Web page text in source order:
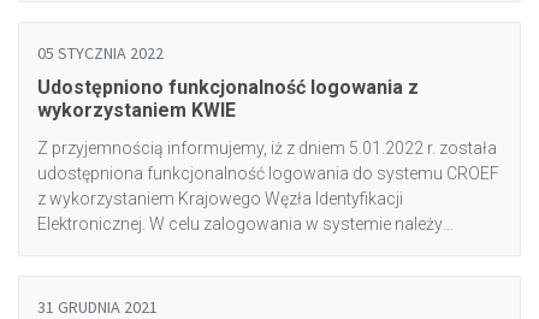
znajdują się w zakładce "Instrukcje".
05 STYCZNIA 2022
Udostępniono funkcjonalność logowania z
wykorzystaniem KWIE
Z przyjemnością informujemy, iż z dniem 5.01.2022 r. została
udostępniona funkcjonalność logowania do systemu CROEF
z wykorzystaniem Krajowego Węzła Identyfikacji
Elektronicznej. W celu zalogowania w systemie należy
usłudze login.gov.pl metod. Przypominamy, że zgodnie z
Ustawą o efektywności energetycznej (Dz. U. z 2021 r. poz.
31 GRUDNIA 2021